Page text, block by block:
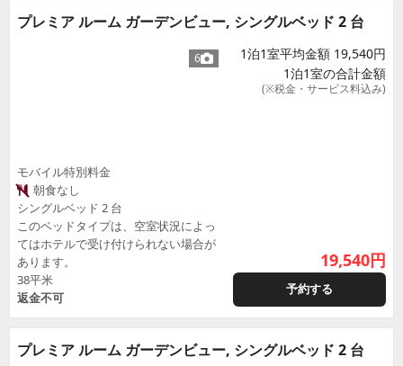
プレミア ルーム ガーデンビュー, シングルベッド 2 台
6
モバイル特別料金
朝食なし
シングルベッド 2 台
このベッドタイプは、空室状況によっ
てはホテルで受け付けられない場合が
あります。
38平米
返金不可
1泊1室平均金額 19,540円
1泊1室の合計金額
(※税金・サービス料込み)
19,540円
予約する
プレミア ルーム ガーデンビュー, シングルベッド 2 台